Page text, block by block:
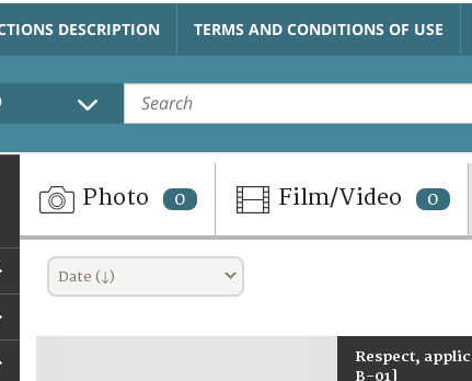
DESCRIPTION TERMS AND CONDITIONS OF USE
Photo 0 Film/Video 0
Date (↓)
Respect,
B-01]